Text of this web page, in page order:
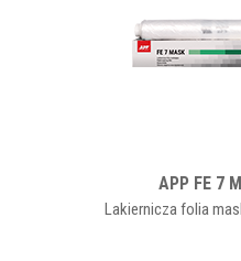
APP FE 7
Lakiernicza folia